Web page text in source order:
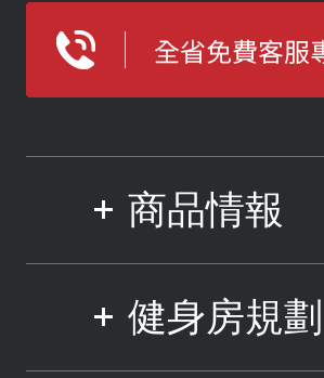
商品情報
健身房規劃